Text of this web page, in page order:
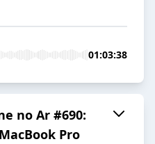
01:03:38
no Ar #690:
Pro